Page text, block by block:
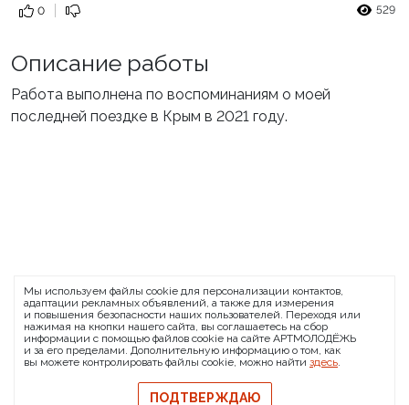
0 529
Описание работы
Работа выполнена по воспоминаниям о моей
последней поездке в Крым в 2021 году.
О проекте FAQ
Банковские реквизиты
Сообщить о баге
© 2026 АРТМОЛОДЁЖЬ
Политика конфиденциальности
Политика обмена и возврата
Мы используем файлы cookie для персонализации контактов,
адаптации рекламных объявлений, а также для измерения
и повышения безопасности наших пользователей. Переходя или
нажимая на кнопки нашего сайта, вы соглашаетесь на сбор
информации с помощью файлов cookie на сайте АРТМОЛОДЁЖЬ
и за его пределами. Дополнительную информацию о том, как
вы можете контролировать файлы cookie, можно найти здесь.
ПОДТВЕРЖДАЮ